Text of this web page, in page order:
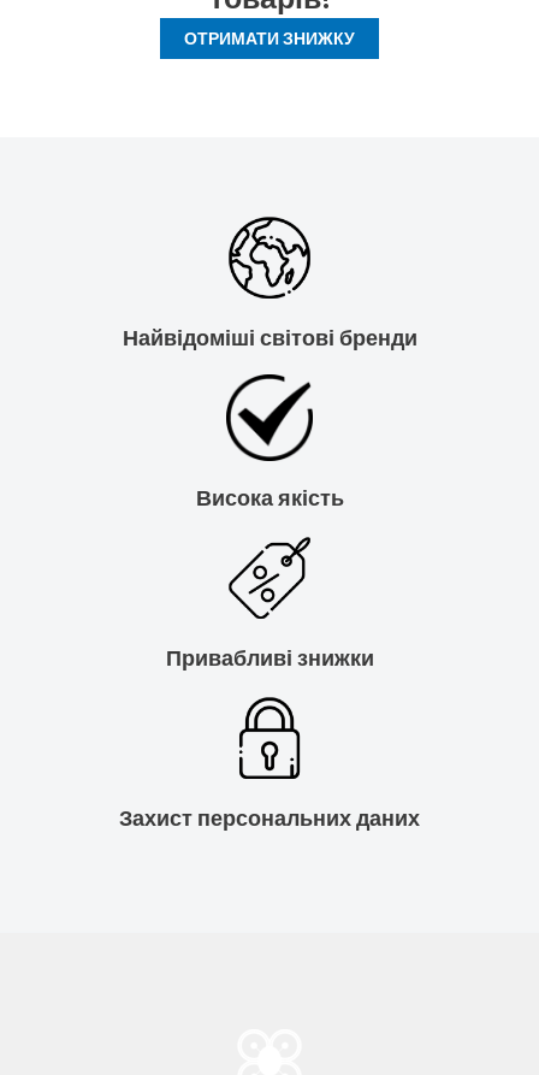
ОТРИМАТИ ЗНИЖКУ
Найвідоміші світові бренди
Висока якість
Привабливі знижки
Захист персональних даних